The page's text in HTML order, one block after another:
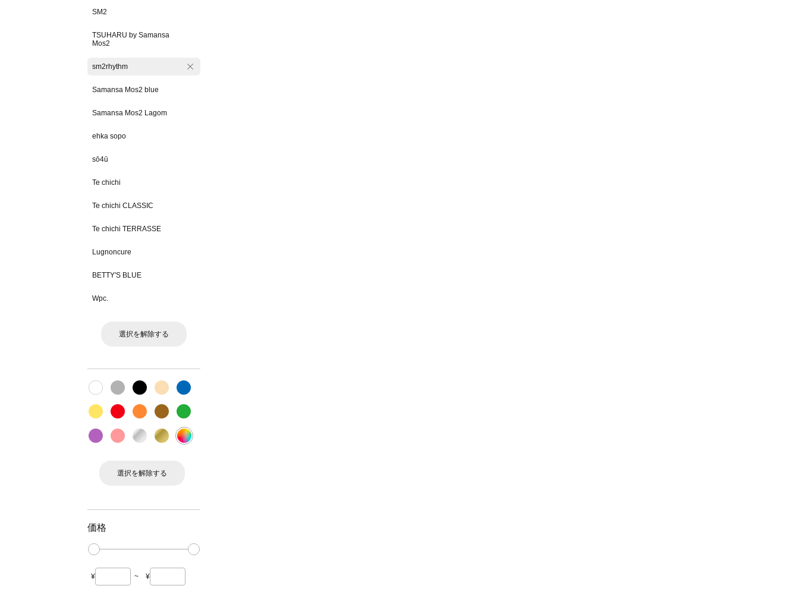
SM2
TSUHARU by Samansa
Mos2
sm2rhythm
Samansa Mos2 blue
Samansa Mos2 Lagom
ehka sopo
sō4ū
Te chichi
Te chichi CLASSIC
Te chichi TERRASSE
Lugnoncure
BETTY'S BLUE
Wpc.
選択を解除する
選択を解除する
価格
¥ ~ ¥